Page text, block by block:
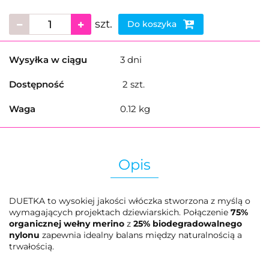
szt. Do koszyka
Wysyłka w ciągu 3 dni
Dostępność 2 szt.
Waga 0.12 kg
Opis
DUETKA to wysokiej jakości włóczka stworzona z myślą o
wymagających projektach dziewiarskich. Połączenie 75%
organicznej wełny merino z 25% biodegradowalnego
nylonu zapewnia idealny balans między naturalnością a
trwałością.